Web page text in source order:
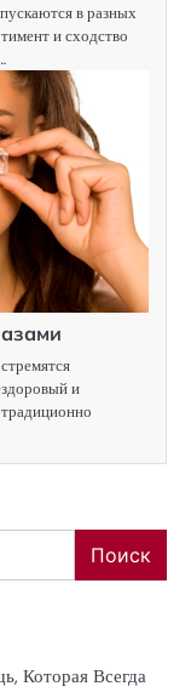
в разных
и сходство
и
Поиск
Которая Всегда